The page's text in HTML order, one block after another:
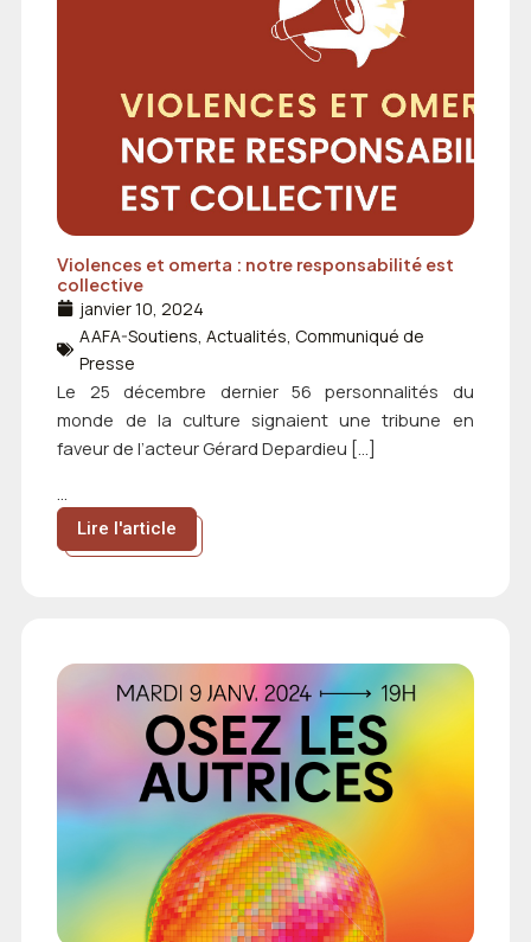
Violences et omerta : notre responsabilité est
collective
janvier 10, 2024
AAFA-Soutiens,Actualités, Communiqué de
Presse
Le 25 décembre dernier 56 personnalités du
monde de la culture signaient une tribune en
faveur de l’acteur Gérard Depardieu […]
...
Lire l'article